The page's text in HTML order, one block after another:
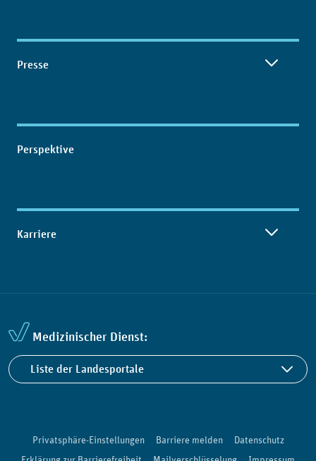
Presse
Perspektive
Karriere
Medizinischer Dienst:
Liste der Landesportale
Privatsphäre-Einstellungen Barriere melden
Datenschutz